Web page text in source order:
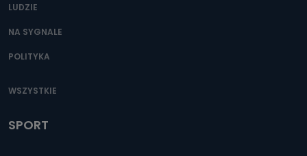
LUDZIE
NA SYGNALE
POLITYKA
WSZYSTKIE
SPORT